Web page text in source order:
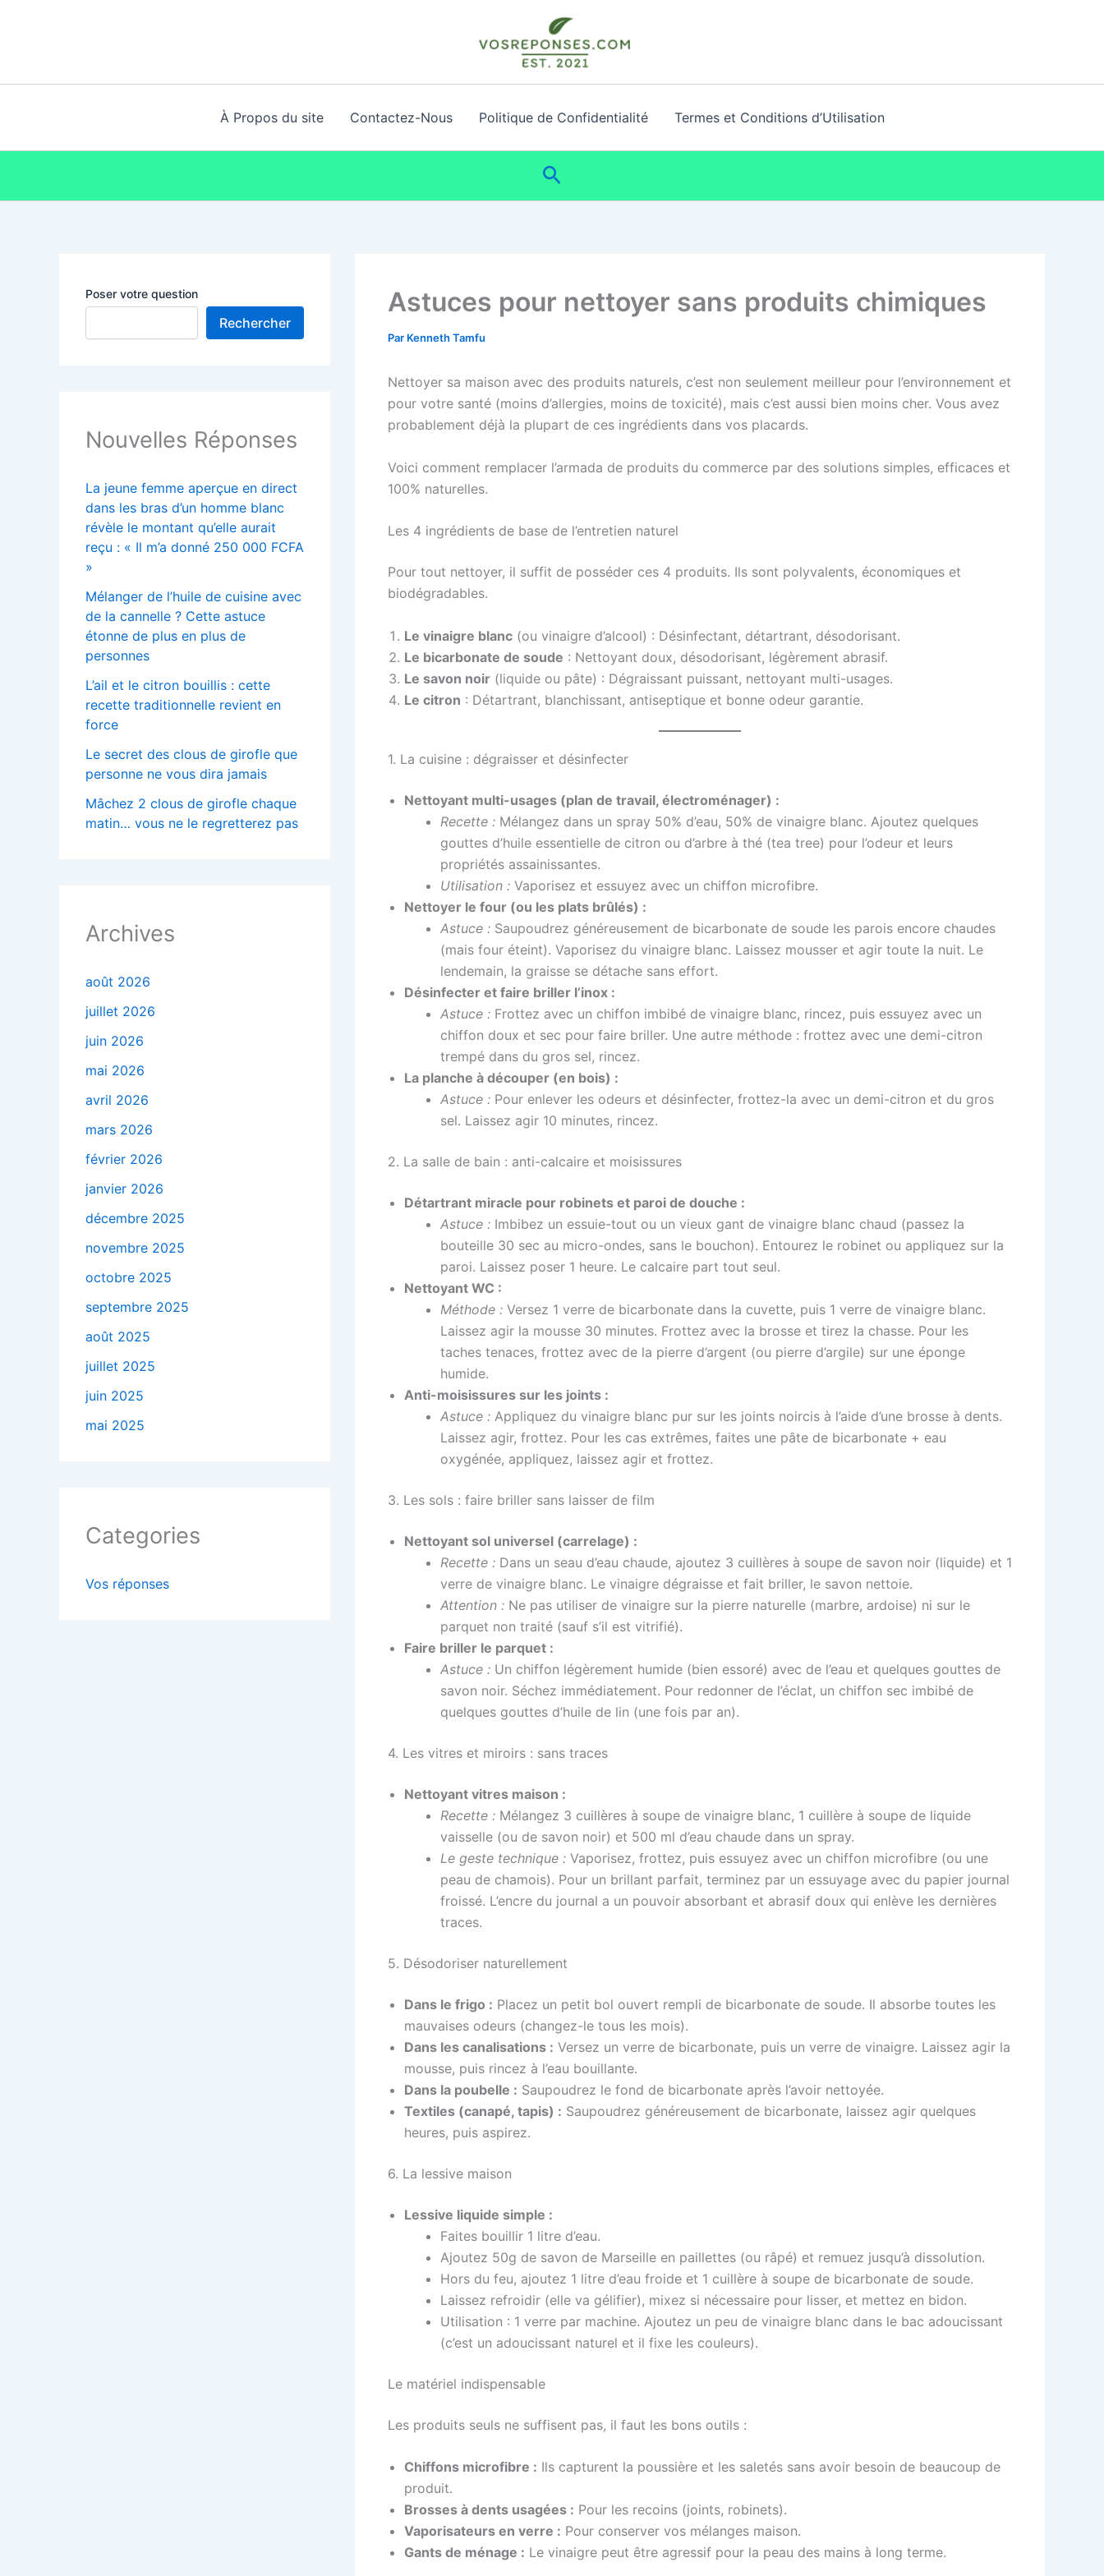
À Propos du site Contactez-Nous Politique de Confidentialité Termes et Conditions d’Utilisation
Rechercher
Poser votre question
Rechercher
Nouvelles Réponses
La jeune femme aperçue en direct
dans les bras d’un homme blanc
révèle le montant qu’elle aurait
reçu : « Il m’a donné 250 000 FCFA
»
Mélanger de l’huile de cuisine avec
de la cannelle ? Cette astuce
étonne de plus en plus de
personnes
L’ail et le citron bouillis : cette
recette traditionnelle revient en
force
Le secret des clous de girofle que
personne ne vous dira jamais
Mâchez 2 clous de girofle chaque
matin… vous ne le regretterez pas
Archives
août 2026
juillet 2026
juin 2026
mai 2026
avril 2026
mars 2026
février 2026
janvier 2026
décembre 2025
novembre 2025
octobre 2025
septembre 2025
août 2025
juillet 2025
juin 2025
mai 2025
Categories
Vos réponses
Astuces pour nettoyer sans produits chimiques
Par Kenneth Tamfu
Nettoyer sa maison avec des produits naturels, c’est non seulement meilleur pour l’environnement et
pour votre santé (moins d’allergies, moins de toxicité), mais c’est aussi bien moins cher. Vous avez
probablement déjà la plupart de ces ingrédients dans vos placards.
Voici comment remplacer l’armada de produits du commerce par des solutions simples, efficaces et
100% naturelles.
Les 4 ingrédients de base de l’entretien naturel
Pour tout nettoyer, il suffit de posséder ces 4 produits. Ils sont polyvalents, économiques et
biodégradables.
Le vinaigre blanc (ou vinaigre d’alcool) : Désinfectant, détartrant, désodorisant.
Le bicarbonate de soude : Nettoyant doux, désodorisant, légèrement abrasif.
Le savon noir (liquide ou pâte) : Dégraissant puissant, nettoyant multi-usages.
Le citron : Détartrant, blanchissant, antiseptique et bonne odeur garantie.
1. La cuisine : dégraisser et désinfecter
Nettoyant multi-usages (plan de travail, électroménager) :
Recette : Mélangez dans un spray 50% d’eau, 50% de vinaigre blanc. Ajoutez quelques
gouttes d’huile essentielle de citron ou d’arbre à thé (tea tree) pour l’odeur et leurs
propriétés assainissantes.
Utilisation : Vaporisez et essuyez avec un chiffon microfibre.
Nettoyer le four (ou les plats brûlés) :
Astuce : Saupoudrez généreusement de bicarbonate de soude les parois encore chaudes
(mais four éteint). Vaporisez du vinaigre blanc. Laissez mousser et agir toute la nuit. Le
lendemain, la graisse se détache sans effort.
Désinfecter et faire briller l’inox :
Astuce : Frottez avec un chiffon imbibé de vinaigre blanc, rincez, puis essuyez avec un
chiffon doux et sec pour faire briller. Une autre méthode : frottez avec une demi-citron
trempé dans du gros sel, rincez.
La planche à découper (en bois) :
Astuce : Pour enlever les odeurs et désinfecter, frottez-la avec un demi-citron et du gros
sel. Laissez agir 10 minutes, rincez.
2. La salle de bain : anti-calcaire et moisissures
Détartrant miracle pour robinets et paroi de douche :
Astuce : Imbibez un essuie-tout ou un vieux gant de vinaigre blanc chaud (passez la
bouteille 30 sec au micro-ondes, sans le bouchon). Entourez le robinet ou appliquez sur la
paroi. Laissez poser 1 heure. Le calcaire part tout seul.
Nettoyant WC :
Méthode : Versez 1 verre de bicarbonate dans la cuvette, puis 1 verre de vinaigre blanc.
Laissez agir la mousse 30 minutes. Frottez avec la brosse et tirez la chasse. Pour les
taches tenaces, frottez avec de la pierre d’argent (ou pierre d’argile) sur une éponge
humide.
Anti-moisissures sur les joints :
Astuce : Appliquez du vinaigre blanc pur sur les joints noircis à l’aide d’une brosse à dents.
Laissez agir, frottez. Pour les cas extrêmes, faites une pâte de bicarbonate + eau
oxygénée, appliquez, laissez agir et frottez.
3. Les sols : faire briller sans laisser de film
Nettoyant sol universel (carrelage) :
Recette : Dans un seau d’eau chaude, ajoutez 3 cuillères à soupe de savon noir (liquide) et 1
verre de vinaigre blanc. Le vinaigre dégraisse et fait briller, le savon nettoie.
Attention : Ne pas utiliser de vinaigre sur la pierre naturelle (marbre, ardoise) ni sur le
parquet non traité (sauf s’il est vitrifié).
Faire briller le parquet :
Astuce : Un chiffon légèrement humide (bien essoré) avec de l’eau et quelques gouttes de
savon noir. Séchez immédiatement. Pour redonner de l’éclat, un chiffon sec imbibé de
quelques gouttes d’huile de lin (une fois par an).
4. Les vitres et miroirs : sans traces
Nettoyant vitres maison :
Recette : Mélangez 3 cuillères à soupe de vinaigre blanc, 1 cuillère à soupe de liquide
vaisselle (ou de savon noir) et 500 ml d’eau chaude dans un spray.
Le geste technique : Vaporisez, frottez, puis essuyez avec un chiffon microfibre (ou une
peau de chamois). Pour un brillant parfait, terminez par un essuyage avec du papier journal
froissé. L’encre du journal a un pouvoir absorbant et abrasif doux qui enlève les dernières
traces.
5. Désodoriser naturellement
Dans le frigo : Placez un petit bol ouvert rempli de bicarbonate de soude. Il absorbe toutes les
mauvaises odeurs (changez-le tous les mois).
Dans les canalisations : Versez un verre de bicarbonate, puis un verre de vinaigre. Laissez agir la
mousse, puis rincez à l’eau bouillante.
Dans la poubelle : Saupoudrez le fond de bicarbonate après l’avoir nettoyée.
Textiles (canapé, tapis) : Saupoudrez généreusement de bicarbonate, laissez agir quelques
heures, puis aspirez.
6. La lessive maison
Lessive liquide simple :
Faites bouillir 1 litre d’eau.
Ajoutez 50g de savon de Marseille en paillettes (ou râpé) et remuez jusqu’à dissolution.
Hors du feu, ajoutez 1 litre d’eau froide et 1 cuillère à soupe de bicarbonate de soude.
Laissez refroidir (elle va gélifier), mixez si nécessaire pour lisser, et mettez en bidon.
Utilisation : 1 verre par machine. Ajoutez un peu de vinaigre blanc dans le bac adoucissant
(c’est un adoucissant naturel et il fixe les couleurs).
Le matériel indispensable
Les produits seuls ne suffisent pas, il faut les bons outils :
Chiffons microfibre : Ils capturent la poussière et les saletés sans avoir besoin de beaucoup de
produit.
Brosses à dents usagées : Pour les recoins (joints, robinets).
Vaporisateurs en verre : Pour conserver vos mélanges maison.
Gants de ménage : Le vinaigre peut être agressif pour la peau des mains à long terme.